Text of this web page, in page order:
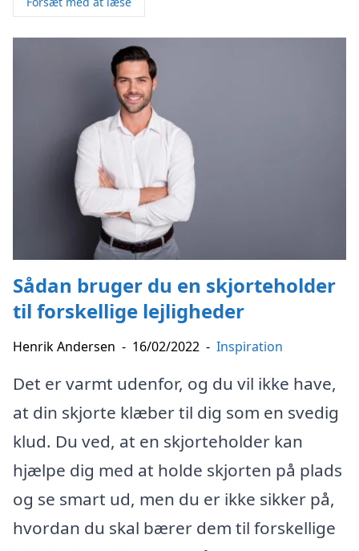
Sådan bruger du en skjorteholder
til forskellige lejligheder
Henrik Andersen - 16/02/2022 - Inspiration
Det er varmt udenfor, og du vil ikke have,
at din skjorte klæber til dig som en svedig
klud. Du ved, at en skjorteholder kan
hjælpe dig med at holde skjorten på plads
og se smart ud, men du er ikke sikker på,
hvordan du skal bærer dem til forskellige